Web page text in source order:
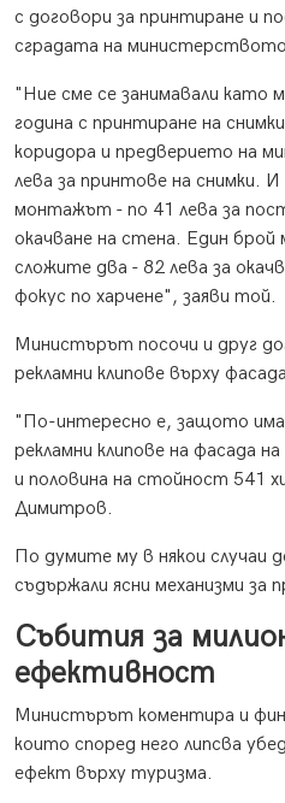
с договори за принтиране и
сградата на
"Ние сме се занимавали като
година с принтиране на
коридора и предверието на
лева за принтове на снимки.
монтажът - по 41 лева за
окачване на стена. Един
сложите два - 82 лева за
фокус по харчене", заяви той.
Министърът посочи и друг
рекламни клипове върху
"По-интересно е, защото
рекламни клипове на фасада
и половина на стойност 541
Димитров.
По думите му в някои случаи
съдържали ясни механизми за
Събития за
ефективност
Министърът коментира и
които според него липсва
ефект върху туризма.